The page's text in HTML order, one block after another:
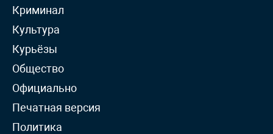
Криминал
Культура
Курьёзы
Общество
Официально
Печатная версия
Политика